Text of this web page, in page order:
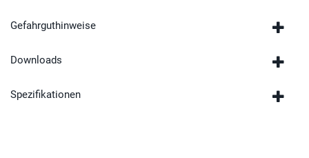
Gefahrguthinweise
Downloads
Spezifikationen